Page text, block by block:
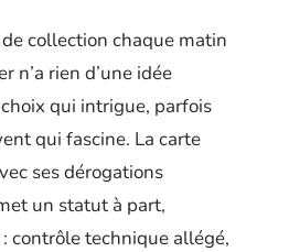
collection chaque matin
n’a rien d’une idée
qui intrigue, parfois
qui fascine. La carte
ses dérogations
un statut à part,
contrôle technique allégé,